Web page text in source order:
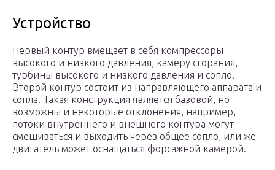
Устройство
Первый контур вмещает в себя компрессоры
высокого и низкого давления, камеру сгорания,
турбины высокого и низкого давления и сопло.
Второй контур состоит из направляющего аппарата и
сопла. Такая конструкция является базовой, но
возможны и некоторые отклонения, например,
потоки внутреннего и внешнего контура могут
смешиваться и выходить через общее сопло, или же
двигатель может оснащаться форсажной камерой.